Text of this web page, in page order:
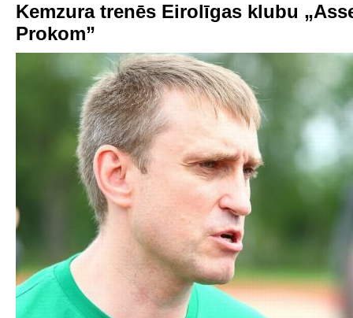
Kemzura trenēs Eirolīgas klubu
Prokom”